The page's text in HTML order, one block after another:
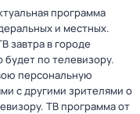
программа
и местных.
завтра в городе
по телевизору.
персональную
с другими зрителями о
ТВ программа от